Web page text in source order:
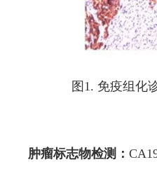
图1. 免疫组化
肿瘤标志物检测：